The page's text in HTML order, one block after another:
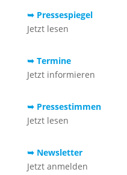
➥ Pressespiegel
Jetzt lesen
➥ Termine
Jetzt informieren
➥ Pressestimmen
Jetzt lesen
➥ Newsletter
Jetzt anmelden